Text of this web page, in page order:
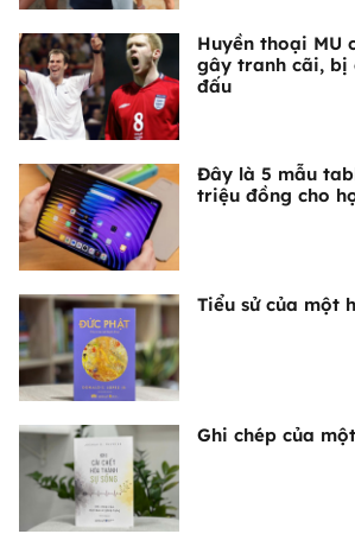
Huyền thoại MU
gây tranh cãi, bị
đấu
Đây là 5 mẫu
triệu đồng cho
Tiểu sử của một
Ghi chép của